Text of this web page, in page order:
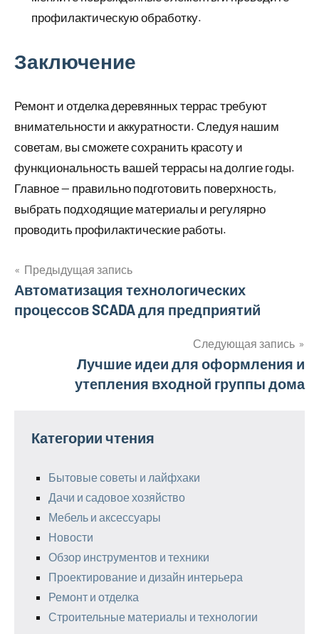
профилактическую обработку.
Заключение
Ремонт и отделка деревянных террас требуют
внимательности и аккуратности. Следуя нашим
советам, вы сможете сохранить красоту и
функциональность вашей террасы на долгие годы.
Главное — правильно подготовить поверхность,
выбрать подходящие материалы и регулярно
проводить профилактические работы.
Навигация
по
Предыдущая запись
Автоматизация технологических
процессов SCADA для предприятий
Следующая запись
Лучшие идеи для оформления и
утепления входной группы дома
Категории чтения
Бытовые советы и лайфхаки
Дачи и садовое хозяйство
Мебель и аксессуары
Новости
Обзор инструментов и техники
Проектирование и дизайн интерьера
Ремонт и отделка
Строительные материалы и технологии